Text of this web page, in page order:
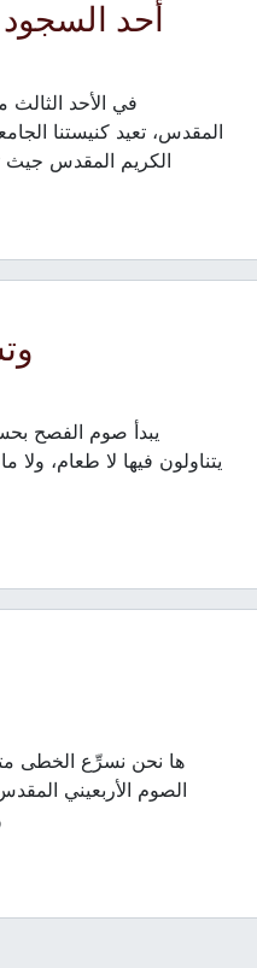
أحد
في الأحد الثالث
المقدس، تعيد كنيستنا
الكريم المقدس
يبدأ صوم الفصح بحسب
يتناولون فيها لا طعام، ولا
ها نحن نسرِّع الخطى
الصوم الأربعيني